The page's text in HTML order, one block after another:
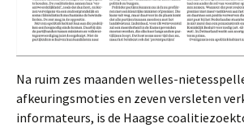
Na ruim zes maanden welles-
afkeuringsmoties en zeven versleten
informateurs, is de Haagse